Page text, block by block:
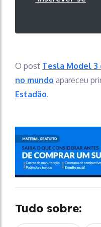
O post Tesla Model
no mundo apareceu
Estadão.
Tudo sobre: